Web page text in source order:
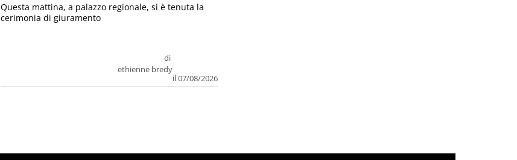
di
ethienne bredy
il 07/08/2026
Questa mattina, a palazzo regionale, si è tenuta la
cerimonia di giuramento